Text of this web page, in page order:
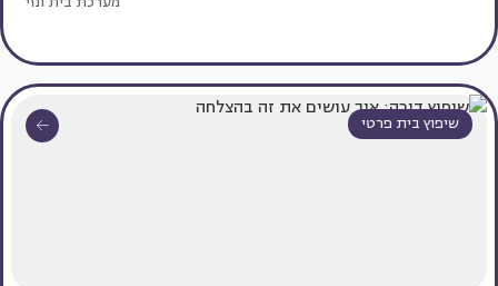
שיפוץ בית פרטי